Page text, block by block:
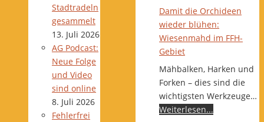
Stadtradeln
gesammelt
13. Juli 2026
AG Podcast:
Neue Folge
und Video
sind online
8. Juli 2026
Fehlerfrei
Damit die Orchideen
wieder blühen:
Wiesenmahd im FFH-
Gebiet
Mähbalken, Harken und
Forken – dies sind die
wichtigsten Werkzeuge…
Weiterlesen...